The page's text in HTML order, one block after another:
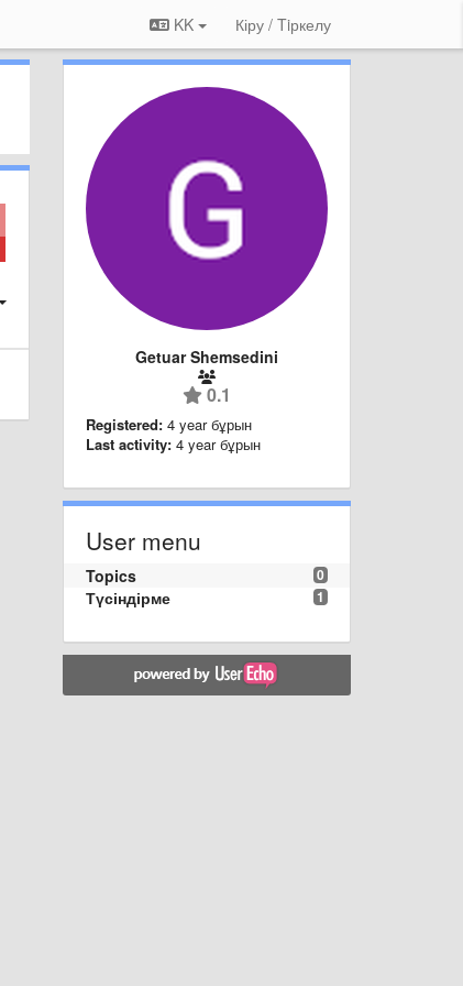
KK Кіру / Tiркелу
Getuar Shemsedini
0.1
Registered: 4 year бұрын
Last activity: 4 year бұрын
User menu
0
Topics
1
Түсіндірме